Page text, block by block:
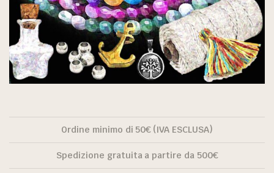
Ordine minimo di 50€ (IVA ESCLUSA)
Spedizione gratuita a partire da 500€